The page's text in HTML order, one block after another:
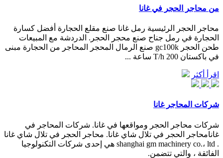
من محاجر الحجر في غانا
محاجر الحجر الرئيسية رمل غانا صنع مقلع الحجارة أفضل كسارة
الحجارة في رمل جناح صنع محجر الحجر. الدردشة مع المبيعات
طحن الحجر gc100k صنع الرمال المحجر المحاجر من الحجارة مبنى
في باكستان 200 T/h ساعة ...
اقرأ أكثر
شركات المحاجر غانا
شركات محاجر الحجر ومواقعها في غانا. شركات المحاجر في
غانامحاجر الحجر في تلال شاي غانا. محاجر الحجر في تلال شاي غانا
. shanghai gm machinery co.، ltd هي إحدى شركات التكنولوجيا
الفائقة ، والتي تتضمن.